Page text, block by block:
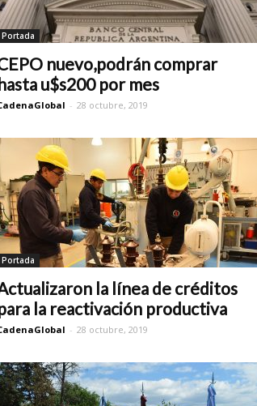
Portada
nuevo,podrán comprar
u$s200 por mes
- 28 octubre, 2019
Portada
la línea de créditos
la reactivación productiva
- 28 octubre, 2019